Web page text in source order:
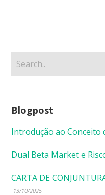
Blogpost
Introdução ao Conceito
Dual Beta Market e
CARTA DE
13/10/2025